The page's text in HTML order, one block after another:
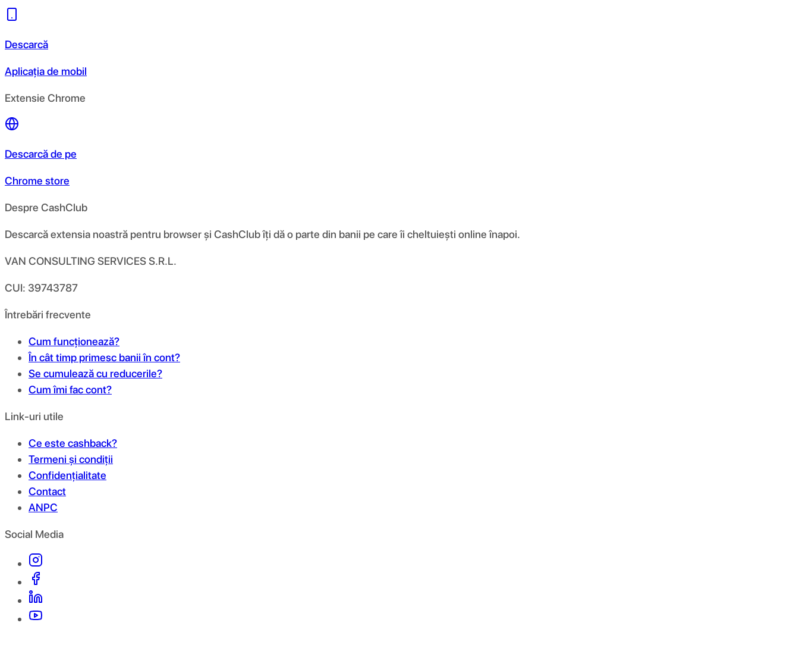
Descarcă
Aplicația de mobil
Extensie Chrome
Descarcă de pe
Chrome store
Despre CashClub
Descarcă extensia noastră pentru browser și CashClub îți dă o parte din banii pe care îi cheltuiești online înapoi.
VAN CONSULTING SERVICES S.R.L.
CUI: 39743787
Întrebări frecvente
Cum funcționează?
În cât timp primesc banii în cont?
Se cumulează cu reducerile?
Cum îmi fac cont?
Link-uri utile
Ce este cashback?
Termeni și condiții
Confidențialitate
Contact
ANPC
Social Media